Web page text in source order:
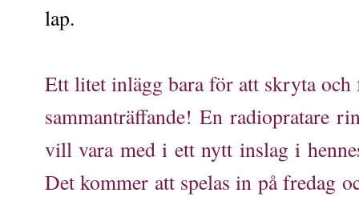
lap.
Ett litet inlägg bara för att skryta
sammanträffande! En radiopratare
vill vara med i ett nytt inslag i
Det kommer att spelas in på fredag